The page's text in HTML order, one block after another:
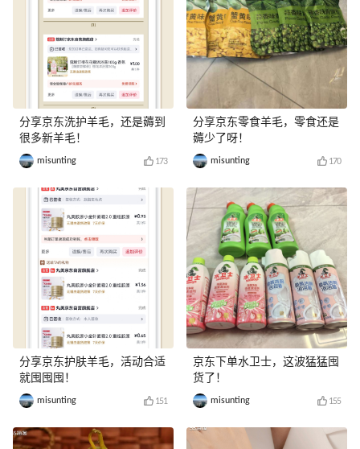
分享京东洗护羊毛，还是薅到
很多新羊毛！
misunting 173
分享京东护肤羊毛，活动合适
就囤囤囤！
misunting 151
分享京东零食羊毛，零食还是
薅少了呀！
misunting 170
京东下单水卫士，这波猛猛囤
货了！
misunting 155